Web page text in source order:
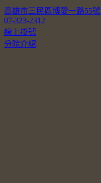
高雄市三民區博愛一路55號
07-323-2312
線上掛號
分院介紹